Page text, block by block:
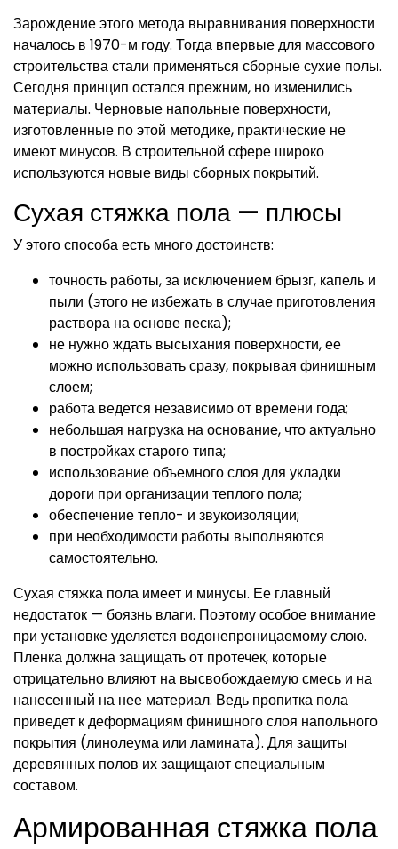
Зарождение этого метода выравнивания поверхности
началось в 1970-м году. Тогда впервые для массового
строительства стали применяться сборные сухие полы.
Сегодня принцип остался прежним, но изменились
материалы. Черновые напольные поверхности,
изготовленные по этой методике, практические не
имеют минусов. В строительной сфере широко
используются новые виды сборных покрытий.
Сухая стяжка пола — плюсы
У этого способа есть много достоинств:
точность работы, за исключением брызг, капель и
пыли (этого не избежать в случае приготовления
раствора на основе песка);
не нужно ждать высыхания поверхности, ее
можно использовать сразу, покрывая финишным
слоем;
работа ведется независимо от времени года;
небольшая нагрузка на основание, что актуально
в постройках старого типа;
использование объемного слоя для укладки
дороги при организации теплого пола;
обеспечение тепло- и звукоизоляции;
при необходимости работы выполняются
самостоятельно.
Сухая стяжка пола имеет и минусы. Ее главный
недостаток — боязнь влаги. Поэтому особое внимание
при установке уделяется водонепроницаемому слою.
Пленка должна защищать от протечек, которые
отрицательно влияют на высвобождаемую смесь и на
нанесенный на нее материал. Ведь пропитка пола
приведет к деформациям финишного слоя напольного
покрытия (линолеума или ламината). Для защиты
деревянных полов их защищают специальным
составом.
Армированная стяжка пола